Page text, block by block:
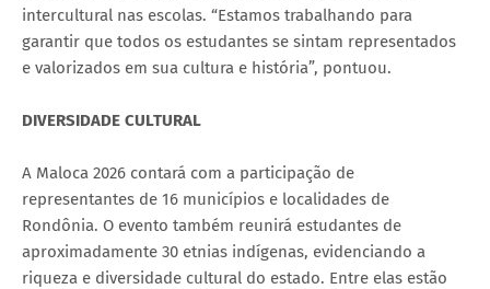
intercultural nas escolas. “Estamos trabalhando para
garantir que todos os estudantes se sintam representados
e valorizados em sua cultura e história”, pontuou.
DIVERSIDADE CULTURAL
A Maloca 2026 contará com a participação de
representantes de 16 municípios e localidades de
Rondônia. O evento também reunirá estudantes de
aproximadamente 30 etnias indígenas, evidenciando a
riqueza e diversidade cultural do estado. Entre elas estão